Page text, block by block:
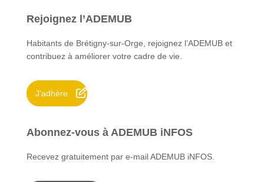
r
h
e
:
Rejoignez l’ADEMUB
Habitants de Brétigny-sur-Orge, rejoignez l’ADEMUB et
contribuez à améliorer votre cadre de vie.
J'adhère
Abonnez-vous à ADEMUB iNFOS
Recevez gratuitement par e-mail ADEMUB iNFOS.